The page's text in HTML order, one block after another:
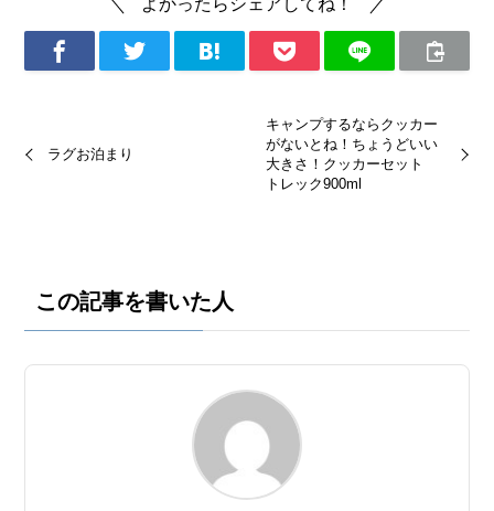
ラグお泊まり
キャンプするならクッカー
がないとね！ちょうどいい
大きさ！クッカーセット
トレック900ml
この記事を書いた人